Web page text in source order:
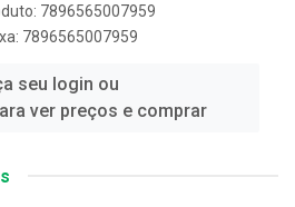
7896565007959
7896565007959
seu login ou
ver preços e comprar